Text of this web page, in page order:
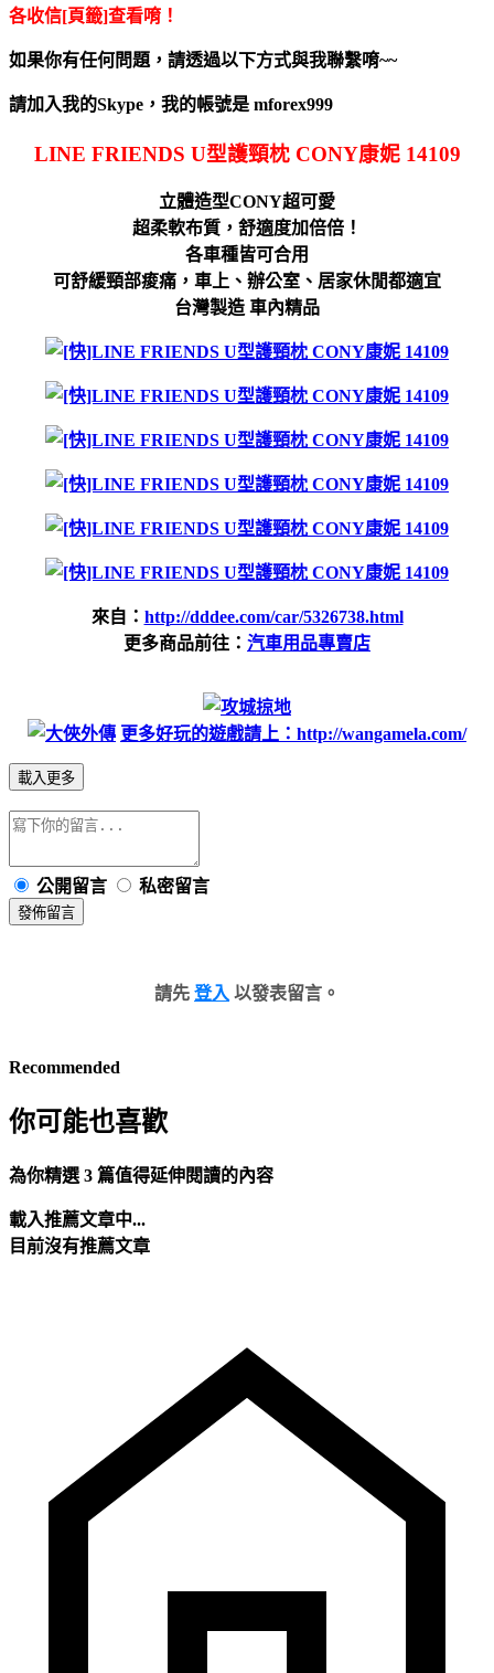
各收信[頁籤]查看唷！
如果你有任何問題，請透過以下方式與我聯繫唷~~
請加入我的Skype，我的帳號是 mforex999
LINE FRIENDS U型護頸枕 CONY康妮 14109
立體造型CONY超可愛
超柔軟布質，舒適度加倍倍！
各車種皆可合用
可舒緩頸部痠痛，車上、辦公室、居家休閒都適宜
台灣製造 車內精品
來自： http://dddee.com/car/5326738.html
更多商品前往： 汽車用品專賣店
更多好玩的遊戲請上：http://wangamela.com/
載入更多
公開留言 私密留言
發佈留言
請先 登入 以發表留言。
Recommended
你可能也喜歡
為你精選 3 篇值得延伸閱讀的內容
載入推薦文章中...
目前沒有推薦文章